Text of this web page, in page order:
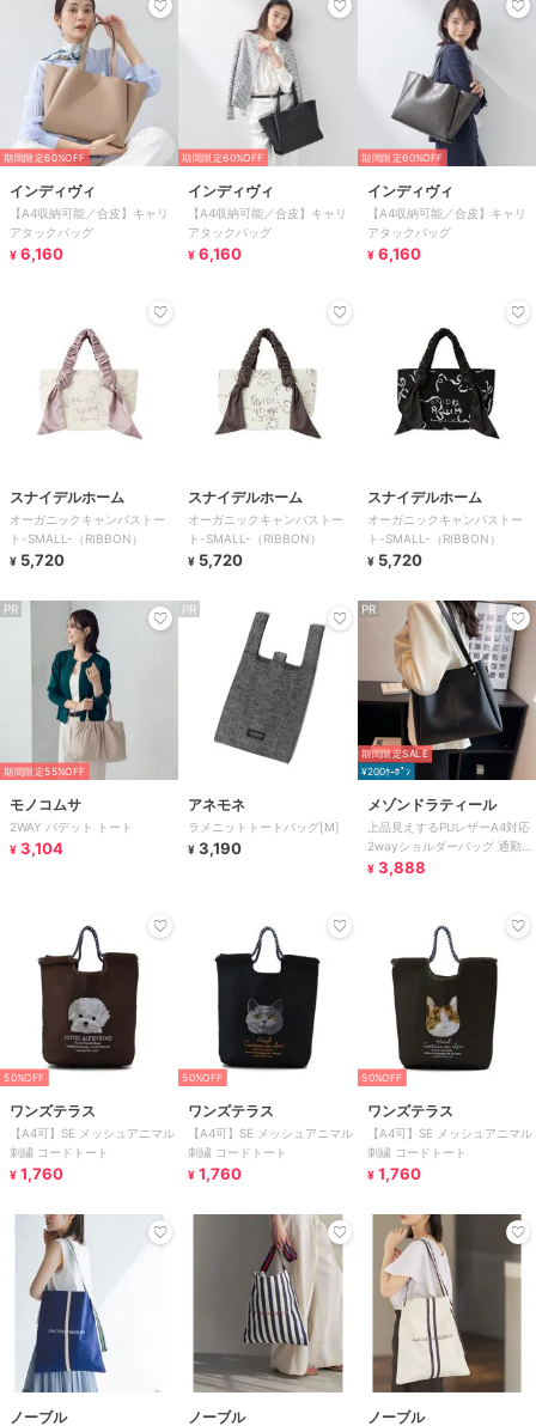
期間限定60%OFF
インディヴィ
【A4収納可能／合皮】キャリ
アタックバッグ
¥ 6,160
期間限定60%OFF
インディヴィ
【A4収納可能／合皮】キャリ
アタックバッグ
¥ 6,160
期間限定60%OFF
インディヴィ
【A4収納可能／合皮】キャリ
アタックバッグ
¥ 6,160
スナイデルホーム
オーガニックキャンバストー
ト-SMALL-（RIBBON）
¥ 5,720
スナイデルホーム
オーガニックキャンバストー
ト-SMALL-（RIBBON）
¥ 5,720
スナイデルホーム
オーガニックキャンバストー
ト-SMALL-（RIBBON）
¥ 5,720
PR
期間限定55%OFF
モノコムサ
2WAY パデット トート
¥ 3,104
PR
アネモネ
ラメニットトートバッグ[M]
¥ 3,190
PR
期間限定SALE
¥200ｸｰﾎﾟﾝ
メゾンドラティール
上品見えするPUレザーA4対応
2wayショルダーバッグ 通勤に
使えるオフィスカジュアルトー
¥ 3,888
50%OFF
ワンズテラス
【A4可】SE メッシュアニマル
刺繍 コードトート
¥ 1,760
50%OFF
ワンズテラス
【A4可】SE メッシュアニマル
刺繍 コードトート
¥ 1,760
50%OFF
ワンズテラス
【A4可】SE メッシュアニマル
刺繍 コードトート
¥ 1,760
ノーブル ノーブル ノーブル